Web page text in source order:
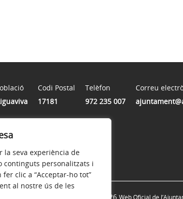
la seva experiència de
continguts personalitzats i
clic a “Acceptar-ho tot”
al nostre ús de les
Codi Postal
17181
Telèfon
972 235 007
Correu
8 h a 15 h
(de setembre a juny)
© 2026